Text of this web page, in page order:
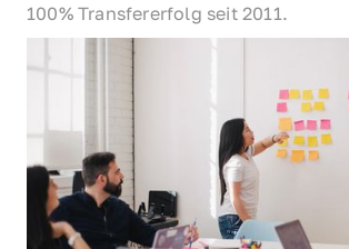
100% Transfererfolg seit 2011.